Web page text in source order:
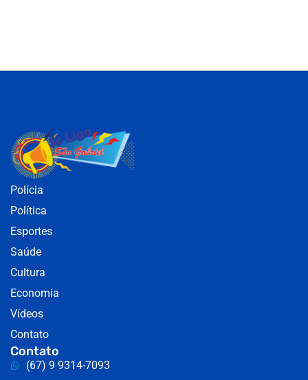
Polícia
Política
Esportes
Saúde
Cultura
Economia
Vídeos
Contato
Contato
(67) 9 9314-7093